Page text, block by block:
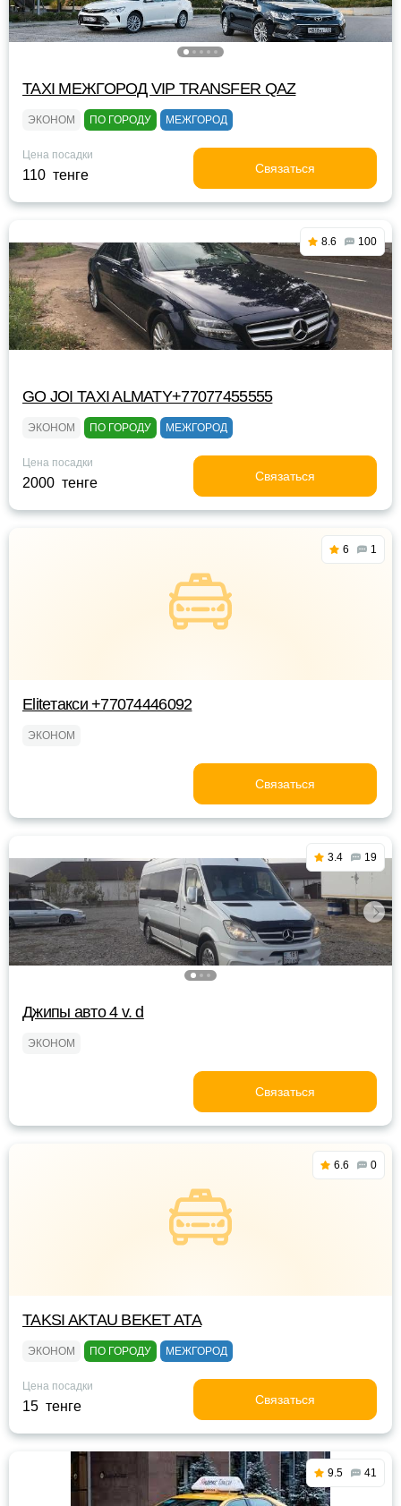
TAXI МЕЖГОРОД VIP TRANSFER QАZ
ЭКОНОМ ПО ГОРОДУ МЕЖГОРОД
Цена посадки
110 тенге Связаться
8.6 100
GO JOI TAXI ALMATY+77077455555
ЭКОНОМ ПО ГОРОДУ МЕЖГОРОД
Цена посадки
2000 тенге Связаться
6 1
Eliteтакси +77074446092
ЭКОНОМ
Связаться
3.4 19
Джипы авто 4 v. d
ЭКОНОМ
Связаться
6.6 0
TAKSI AKTAU BEKET ATA
ЭКОНОМ ПО ГОРОДУ МЕЖГОРОД
Цена посадки
15 тенге Связаться
9.5 41